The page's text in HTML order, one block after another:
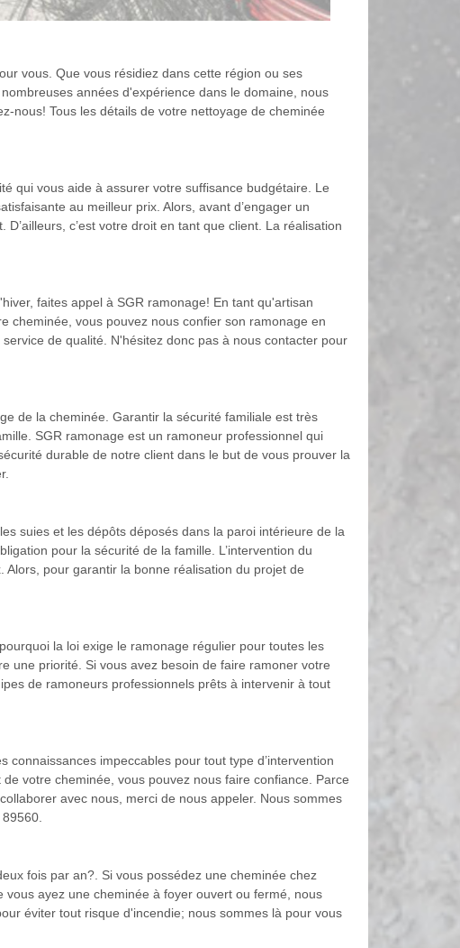
vous. Que vous résidiez dans cette région ou ses
années d'expérience dans le domaine, nous
nous! Tous les détails de votre nettoyage de cheminée
qui vous aide à assurer votre suffisance budgétaire. Le
au meilleur prix. Alors, avant d’engager un
c’est votre droit en tant que client. La réalisation
faites appel à SGR ramonage! En tant qu'artisan
cheminée, vous pouvez nous confier son ramonage en
de qualité. N'hésitez donc pas à nous contacter pour
de la cheminée. Garantir la sécurité familiale est très
SGR ramonage est un ramoneur professionnel qui
durable de notre client dans le but de vous prouver la
suies et les dépôts déposés dans la paroi intérieure de la
pour la sécurité de la famille. L’intervention du
Alors, pour garantir la bonne réalisation du projet de
la loi exige le ramonage régulier pour toutes les
une priorité. Si vous avez besoin de faire ramoner votre
de ramoneurs professionnels prêts à intervenir à tout
impeccables pour tout type d’intervention
votre cheminée, vous pouvez nous faire confiance. Parce
avec nous, merci de nous appeler. Nous sommes
fois par an?. Si vous possédez une cheminée chez
ayez une cheminée à foyer ouvert ou fermé, nous
éviter tout risque d'incendie; nous sommes là pour vous